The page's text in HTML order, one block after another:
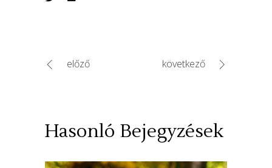
előző következő
Hasonló Bejegyzések